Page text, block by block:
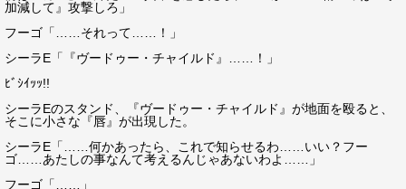
加減して』攻撃しろ」
フーゴ「……それって……！」
シーラE「『ヴードゥー・チャイルド』……！」
ﾋﾞｼｲｯｯ!!
シーラEのスタンド、『ヴードゥー・チャイルド』が地面を殴ると、
そこに小さな『唇』が出現した。
シーラE「……何かあったら、これで知らせるわ……いい？フー
ゴ……あたしの事なんて考えるんじゃあないわよ……」
フーゴ「……」